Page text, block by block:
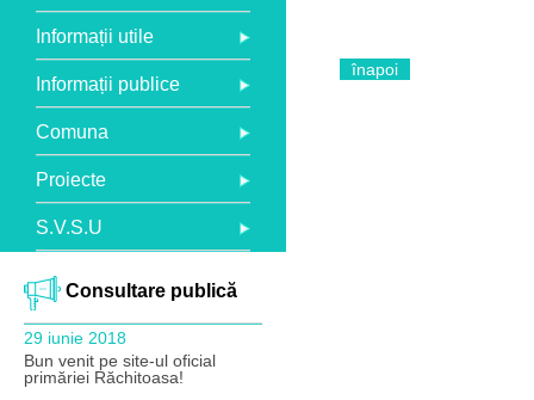
Informații utile
Informații publice
Comuna
Proiecte
S.V.S.U
Consultare publică
29 iunie 2018
Bun venit pe site-ul oficial
primăriei Răchitoasa!
înapoi